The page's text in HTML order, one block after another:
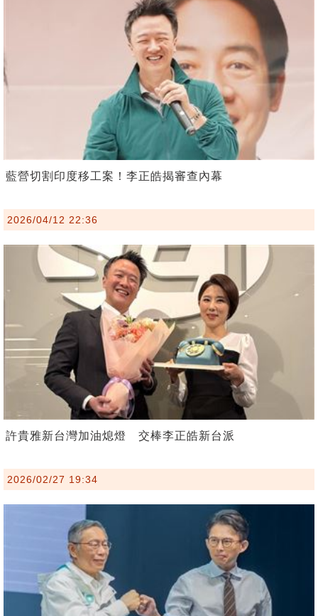
藍營切割印度移工案！李正皓揭審查內幕
2026/04/12 22:36
許貴雅新台灣加油熄燈 交棒李正皓新台派
2026/02/27 19:34